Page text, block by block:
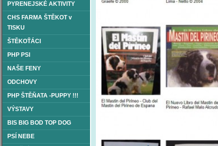
PYRENEJSKÉ AKTIVITY
CHS FARMA ŠTĚKOT v
TISKU
ŠTĚKOŤÁCI
PHP PSI
NAŠE FENY
ODCHOVY
PHP ŠTĚŇATA -PUPPY !!!
VÝSTAVY
BIS BIG BOD TOP DOG
PSÍ NEBE